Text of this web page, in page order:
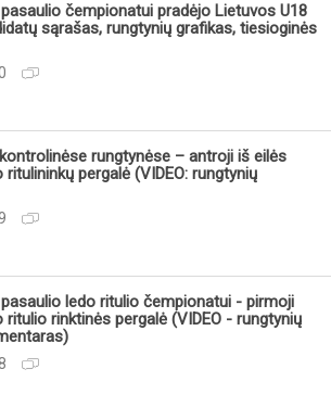
čempionatui pradėjo Lietuvos U18
sąrašas, rungtynių grafikas, tiesioginės
rungtynėse – antroji iš eilės
pergalė (VIDEO: rungtynių
ledo ritulio čempionatui - pirmoji
ritulio rinktinės pergalė (VIDEO - rungtynių